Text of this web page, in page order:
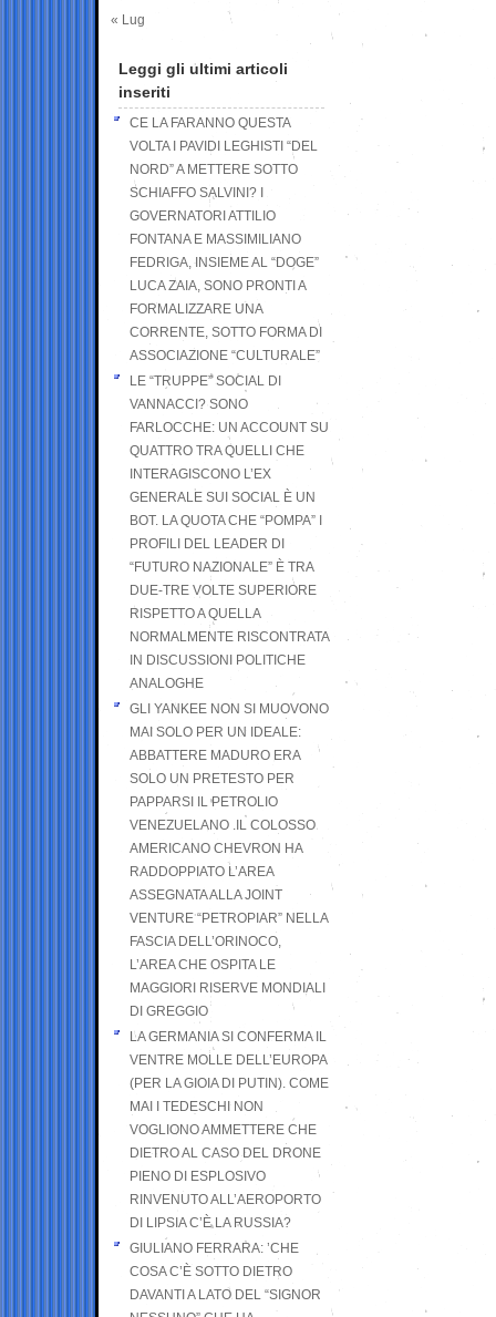
« Lug
Leggi gli ultimi articoli
inseriti
CE LA FARANNO QUESTA
VOLTA I PAVIDI LEGHISTI “DEL
NORD” A METTERE SOTTO
SCHIAFFO SALVINI? I
GOVERNATORI ATTILIO
FONTANA E MASSIMILIANO
FEDRIGA, INSIEME AL “DOGE”
LUCA ZAIA, SONO PRONTI A
FORMALIZZARE UNA
CORRENTE, SOTTO FORMA DI
ASSOCIAZIONE “CULTURALE”
LE “TRUPPE” SOCIAL DI
VANNACCI? SONO
FARLOCCHE: UN ACCOUNT SU
QUATTRO TRA QUELLI CHE
INTERAGISCONO L’EX
GENERALE SUI SOCIAL È UN
BOT. LA QUOTA CHE “POMPA” I
PROFILI DEL LEADER DI
“FUTURO NAZIONALE” È TRA
DUE-TRE VOLTE SUPERIORE
RISPETTO A QUELLA
NORMALMENTE RISCONTRATA
IN DISCUSSIONI POLITICHE
ANALOGHE
GLI YANKEE NON SI MUOVONO
MAI SOLO PER UN IDEALE:
ABBATTERE MADURO ERA
SOLO UN PRETESTO PER
PAPPARSI IL PETROLIO
VENEZUELANO .IL COLOSSO
AMERICANO CHEVRON HA
RADDOPPIATO L’AREA
ASSEGNATA ALLA JOINT
VENTURE “PETROPIAR” NELLA
FASCIA DELL’ORINOCO,
L’AREA CHE OSPITA LE
MAGGIORI RISERVE MONDIALI
DI GREGGIO
LA GERMANIA SI CONFERMA IL
VENTRE MOLLE DELL’EUROPA
(PER LA GIOIA DI PUTIN). COME
MAI I TEDESCHI NON
VOGLIONO AMMETTERE CHE
DIETRO AL CASO DEL DRONE
PIENO DI ESPLOSIVO
RINVENUTO ALL’AEROPORTO
DI LIPSIA C’È LA RUSSIA?
GIULIANO FERRARA: ’CHE
COSA C’È SOTTO DIETRO
DAVANTI A LATO DEL “SIGNOR